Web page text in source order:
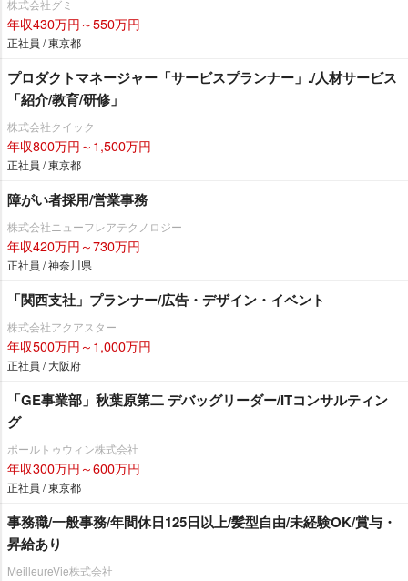
株式会社グミ
年収430万円～550万円
正社員 / 東京都
プロダクトマネージャー「サービスプランナー」./人材サービス
「紹介/教育/研修」
株式会社クイック
年収800万円～1,500万円
正社員 / 東京都
障がい者採用/営業事務
株式会社ニューフレアテクノロジー
年収420万円～730万円
正社員 / 神奈川県
「関西支社」プランナー/広告・デザイン・イベント
株式会社アクアスター
年収500万円～1,000万円
正社員 / 大阪府
「GE事業部」秋葉原第二 デバッグリーダー/ITコンサルティン
グ
ポールトゥウィン株式会社
年収300万円～600万円
正社員 / 東京都
事務職/一般事務/年間休日125日以上/髪型自由/未経験OK/賞与・
昇給あり
MeilleureVie株式会社